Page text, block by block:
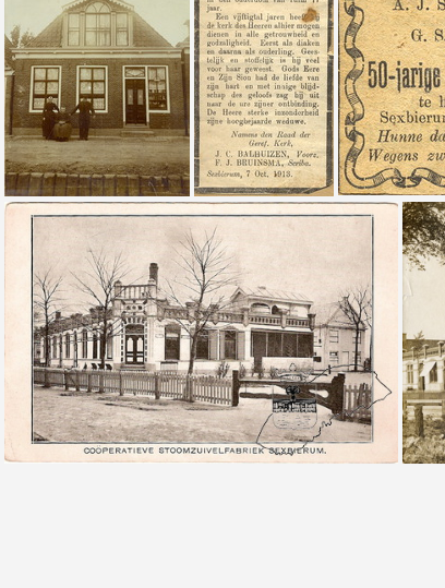
Arjen Scheltema en Geertje Kuiken midden baakster Tjitske Dijkstra